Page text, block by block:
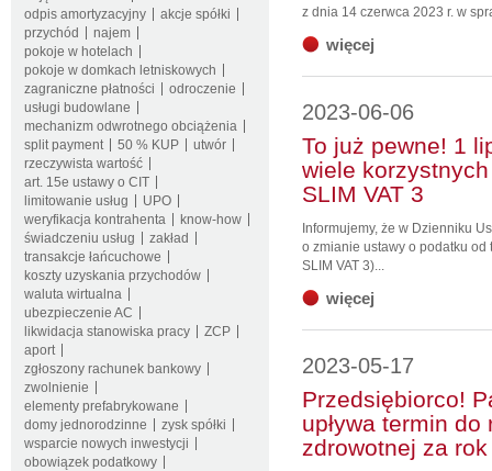
odpis amortyzacyjny
akcje spółki
przychód
najem
pokoje w hotelach
pokoje w domkach letniskowych
zagraniczne płatności
odroczenie
usługi budowlane
mechanizm odwrotnego obciążenia
split payment
50 % KUP
utwór
rzeczywista wartość
art. 15e ustawy o CIT
limitowanie usług
UPO
weryfikacja kontrahenta
know-how
świadczeniu usług
zakład
transakcje łańcuchowe
koszty uzyskania przychodów
waluta wirtualna
ubezpieczenie AC
likwidacja stanowiska pracy
ZCP
aport
zgłoszony rachunek bankowy
zwolnienie
elementy prefabrykowane
domy jednorodzinne
zysk spółki
wsparcie nowych inwestycji
obowiązek podatkowy
z dnia 14 czerwca 2023 r. w
więcej
2023-06-06
To już pewne! 1
wiele
SLIM VAT 3
Informujemy, że w Dzienniku
o zmianie ustawy o podatku od
SLIM VAT 3)...
więcej
2023-05-17
Przedsiębiorco!
upływa termin
zdrowotnej za